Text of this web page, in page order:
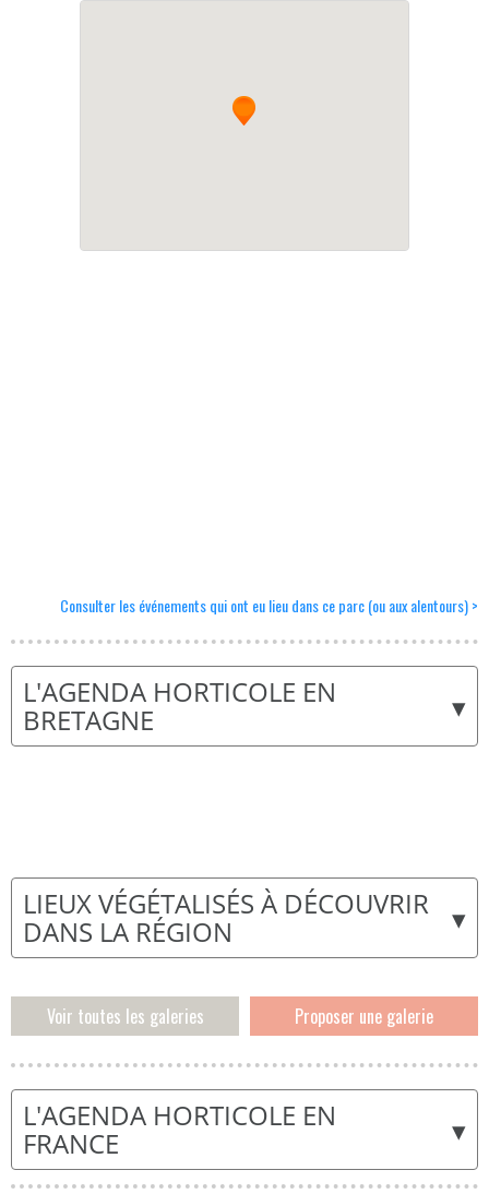
Consulter les événements qui ont eu lieu dans ce parc (ou aux alentours) >
▾
L'AGENDA HORTICOLE EN
BRETAGNE
▾
LIEUX VÉGÉTALISÉS À DÉCOUVRIR
DANS LA RÉGION
Voir toutes les galeries Proposer une galerie
▾
L'AGENDA HORTICOLE EN
FRANCE